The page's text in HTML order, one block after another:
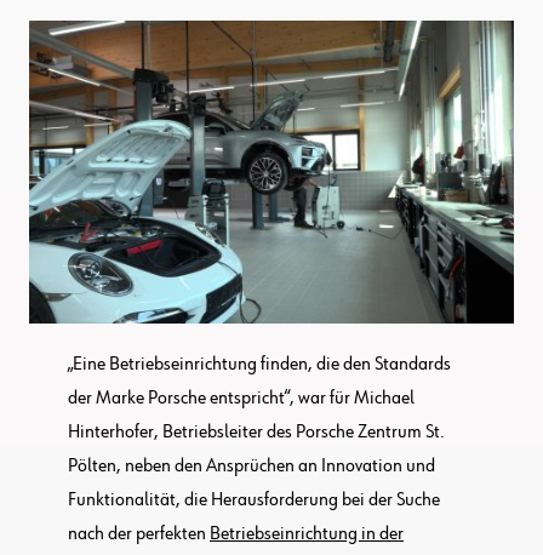
„Eine Betriebseinrichtung finden, die den Standards
der Marke Porsche entspricht“, war für Michael
Hinterhofer, Betriebsleiter des Porsche Zentrum St.
Pölten, neben den Ansprüchen an Innovation und
Funktionalität, die Herausforderung bei der Suche
nach der perfekten Betriebseinrichtung in der